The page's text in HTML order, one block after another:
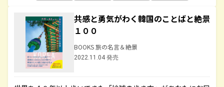
共感と勇気がわく韓国のことばと絶景
１００
BOOKS 旅の名言＆絶景
2022.11.04 発売